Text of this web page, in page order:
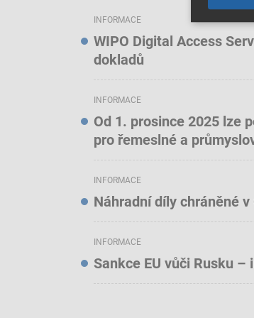
INFORMACE
WIPO Digital Access
dokladů
INFORMACE
Od 1. prosince 2025 lze
pro řemeslné a
INFORMACE
Náhradní díly chráněné
INFORMACE
Sankce EU vůči Rusku